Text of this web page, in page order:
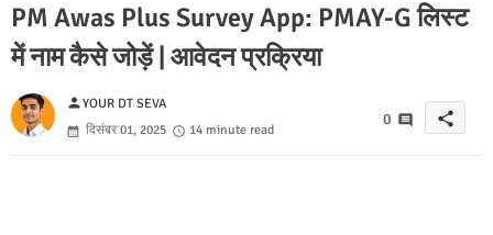
PM Awas Plus Survey App: PMAY-G लिस्ट
में नाम कैसे जोड़ें | आवेदन प्रक्रिया
personYOUR DT SEVA
दिसंबर 01, 2025
14 minute read
0 share